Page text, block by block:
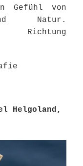
Gefühl von
Natur.
Richtung
Helgoland,